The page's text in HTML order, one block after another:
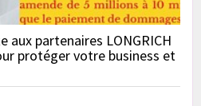
partenaires LONGRICH
protéger votre business et